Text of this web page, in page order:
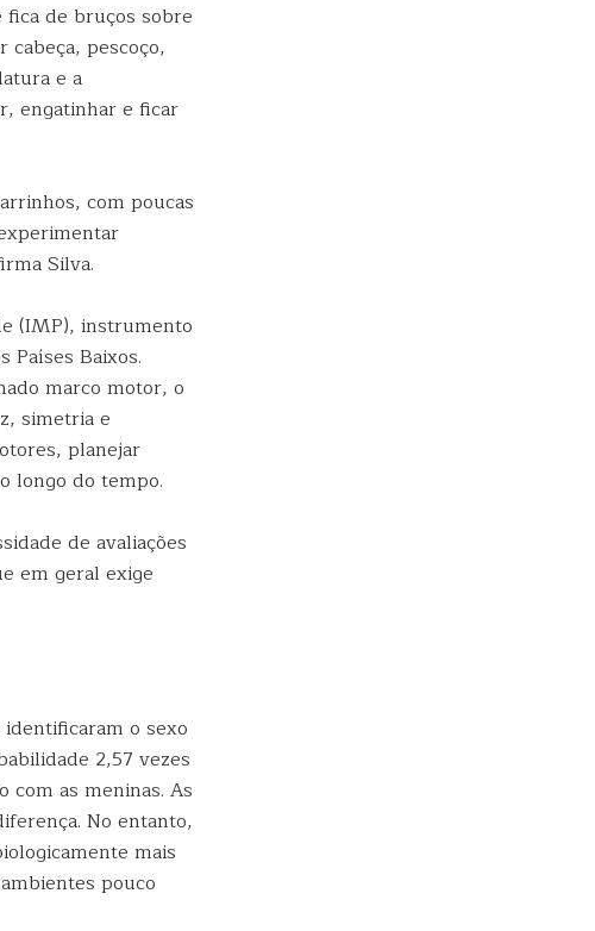
de bruços sobre
pescoço,
e a
engatinhar e ficar
com poucas
Silva.
(IMP), instrumento
Baixos.
marco motor, o
simetria e
planejar
longo do tempo.
de avaliações
em geral exige
o sexo
2,57 vezes
as meninas. As
No entanto,
mais
pouco